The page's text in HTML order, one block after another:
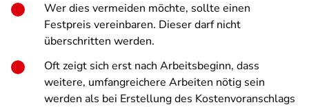
Wer dies vermeiden möchte, sollte einen
Festpreis vereinbaren. Dieser darf nicht
überschritten werden.
Oft zeigt sich erst nach Arbeitsbeginn, dass
weitere, umfangreichere Arbeiten nötig sein
werden als bei Erstellung des Kostenvoranschlags